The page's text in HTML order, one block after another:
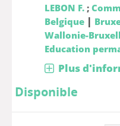
LEBON F.;
Belgique |
Wallonie-
Education
Plus
Disponible